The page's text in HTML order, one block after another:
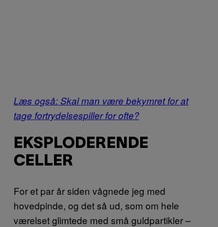
Læs også: Skal man være bekymret for at
tage fortrydelsespiller for ofte?
EKSPLODERENDE
CELLER
For et par år siden vågnede jeg med
hovedpinde, og det så ud, som om hele
værelset glimtede med små guldpartikler –